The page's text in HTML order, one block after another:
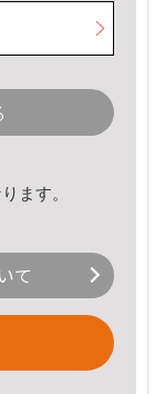
ます。
て